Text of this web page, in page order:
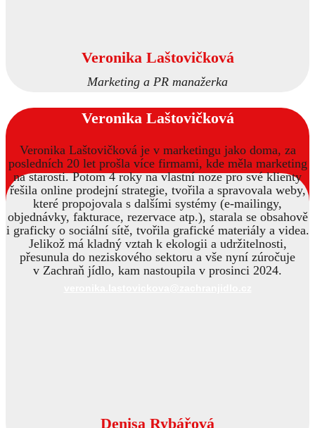
Veronika Laštovičková
Marketing a PR manažerka
Veronika Laštovičková
Veronika Laštovičková je v marketingu jako doma, za
posledních 20 let prošla více firmami, kde měla marketing
na starosti. Potom 4 roky na vlastní noze pro své klienty
řešila online prodejní strategie, tvořila a spravovala weby,
které propojovala s dalšími systémy (e-mailingy,
objednávky, fakturace, rezervace atp.), starala se obsahově
i graficky o sociální sítě, tvořila grafické materiály a videa.
Jelikož má kladný vztah k ekologii a udržitelnosti,
přesunula do neziskového sektoru a vše nyní zúročuje
v Zachraň jídlo, kam nastoupila v prosinci 2024.
Denisa Rybářová